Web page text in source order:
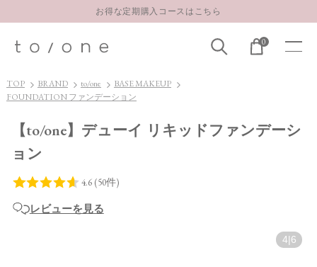
LINE お友達登録 500円OFFクーポンプレゼント
【重要】お盆期間中のお問い合わせと商品配送に関しまして
LINE お友達登録 500円OFFクーポンプレゼント
0
TOP BRAND to/one
BASE MAKEUP
FOUNDATION ファンデーション
【to/one】デューイ リキッドファンデーシ
ョン
レビューを見る
4 6